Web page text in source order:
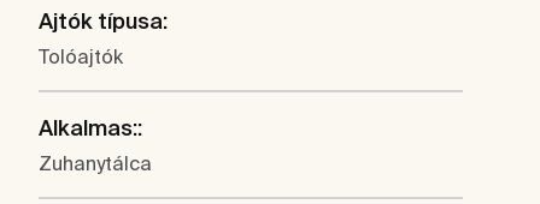
Ajtók típusa:
Tolóajtók
Alkalmas::
Zuhanytálca